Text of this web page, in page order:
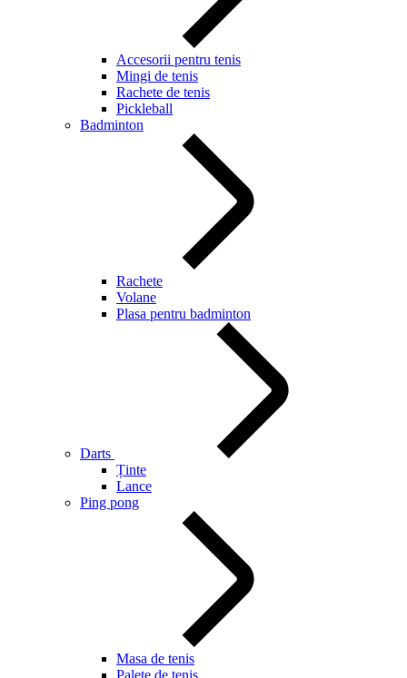
Accesorii pentru tenis
Mingi de tenis
Rachete de tenis
Pickleball
Badminton
Rachete
Volane
Plasa pentru badminton
Darts
Ținte
Lance
Ping pong
Masa de tenis
Palete de tenis